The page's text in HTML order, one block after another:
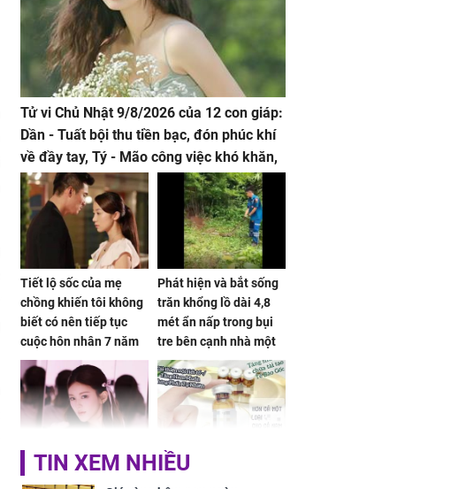
Tử vi Chủ Nhật 9/8/2026 của 12 con giáp:
Dần - Tuất bội thu tiền bạc, đón phúc khí
về đầy tay, Tý - Mão công việc khó khăn,
tiền bạc đội nón ra đi
Tiết lộ sốc của mẹ
chồng khiến tôi không
biết có nên tiếp tục
cuộc hôn nhân 7 năm
nữa hay không
Phát hiện và bắt sống
trăn khổng lồ dài 4,8
mét ẩn nấp trong bụi
tre bên cạnh nhà một
cụ bà
Triệu Lộ Tư muốn bứt
NÓNG: Bộ Y tế chưa
TIN XEM NHIỀU